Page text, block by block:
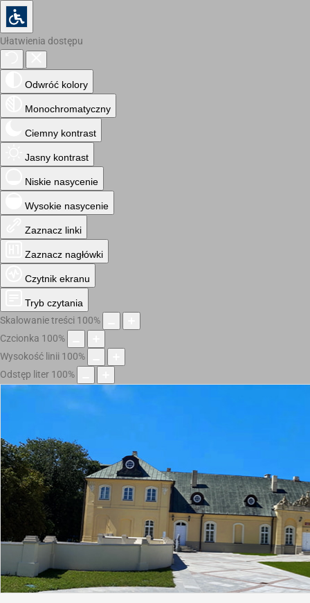
Ułatwienia dostępu
Odwróć kolory
Monochromatyczny
Ciemny kontrast
Jasny kontrast
Niskie nasycenie
Wysokie nasycenie
Zaznacz linki
Zaznacz nagłówki
Czytnik ekranu
Tryb czytania
Skalowanie treści 100%
Czcionka 100%
Wysokość linii 100%
Odstęp liter 100%